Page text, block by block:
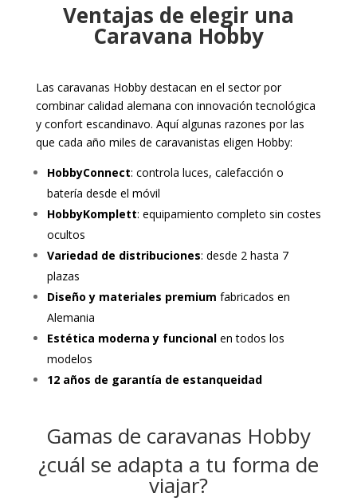
Ventajas de elegir una
Caravana Hobby
Las caravanas Hobby destacan en el sector por
combinar calidad alemana con innovación tecnológica
y confort escandinavo. Aquí algunas razones por las
que cada año miles de caravanistas eligen Hobby:
HobbyConnect: controla luces, calefacción o
batería desde el móvil
HobbyKomplett: equipamiento completo sin costes
ocultos
Variedad de distribuciones: desde 2 hasta 7
plazas
Diseño y materiales premium fabricados en
Alemania
Estética moderna y funcionalen todos los
modelos
12 años de garantía de estanqueidad
Gamas de caravanas Hobby
¿cuál se adapta a tu forma de
viajar?